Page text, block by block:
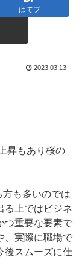
はてブ
2023.03.13
昇もあり桜の
も多いのでは
る上ではビジネ
つ重要な要素で
、実際に職場で
後スムーズに仕